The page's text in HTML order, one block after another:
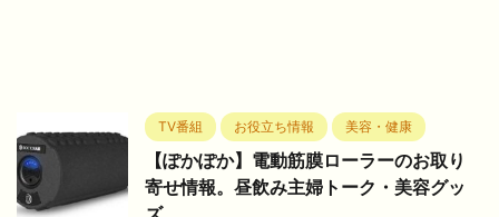
TV番組 お役立ち情報 美容・健康
【ぽかぽか】電動筋膜ローラーのお取り
寄せ情報。昼飲み主婦トーク・美容グッ